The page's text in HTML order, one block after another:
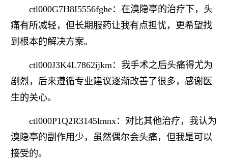
ctl000G7H8I5556fghe：在溴隐亭的治疗下，头
痛有所减轻，但长期服药让我有点担忧，更希望找
到根本的解决方案。
ctl000J3K4L7862ijkm：我手术之后头痛得尤为
剧烈，后来遵循专业建议逐渐改善了很多，感谢医
生的关心。
ctl000P1Q2R3145lmnx：对比其他治疗，我认为
溴隐亭的副作用少，虽然偶尔会头痛，但我是可以
接受的。